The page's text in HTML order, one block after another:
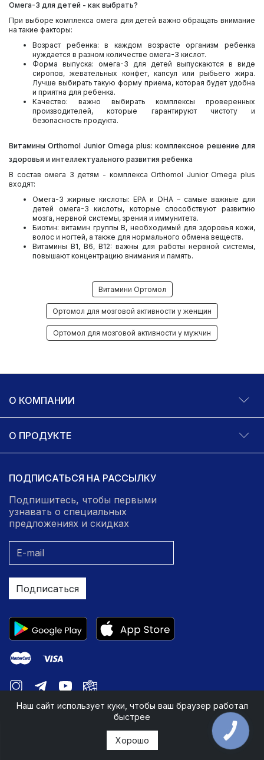
Омега-3 для детей - как выбрать?
При выборе комплекса омега для детей важно обращать внимание
на такие факторы:
Возраст ребенка: в каждом возрасте организм ребенка
нуждается в разном количестве омега-3 кислот.
Форма выпуска: омега-3 для детей выпускаются в виде
сиропов, жевательных конфет, капсул или рыбьего жира.
Лучше выбирать такую ​​форму приема, которая будет удобна
и приятна для ребенка.
Качество: важно выбирать комплексы проверенных
производителей, которые гарантируют чистоту и
безопасность продукта.
Витамины Orthomol Junior Omega plus: комплексное решение для
здоровья и интеллектуального развития ребенка
В состав омега 3 детям - комплекса Orthomol Junior Omega plus
входят:
Омега-3 жирные кислоты: EPA и DHA – самые важные для
детей омега-3 кислоты, которые способствуют развитию
мозга, нервной системы, зрения и иммунитета.
Биотин: витамин группы B, необходимый для здоровья кожи,
волос и ногтей, а также для нормального обмена веществ.
Витамины B1, B6, B12: важны для работы нервной системы,
повышают концентрацию внимания и память.
Витамини Ортомол
Ортомол для мозговой активности у женщин
Ортомол для мозговой активности у мужчин
О КОМПАНИИ
О ПРОДУКТЕ
ПОДПИСАТЬСЯ НА РАССЫЛКУ
Подпишитесь, чтобы первыми
узнавать о специальных
предложениях и скидках
Подписаться
Наш сайт использует куки, чтобы ваш браузер работал
быстрее
Хорошо
КНОПКА
ЗВ'ЯЗКУ